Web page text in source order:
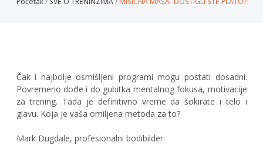
Čak i najbolje osmišljeni programi mogu postati dosadni.
Povremeno dođe i do gubitka mentalnog fokusa, motivacije
za trening. Tada je definitivno vreme da šokirate i telo i
glavu. Koja je vaša omiljena metoda za to?
Mark Dugdale, profesionalni bodibilder: